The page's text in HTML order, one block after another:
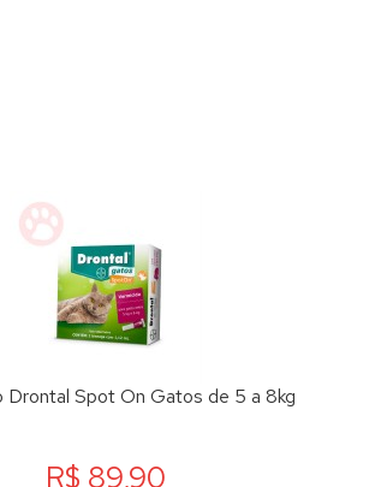
Drontal Spot On Gatos de 5 a 8kg
R$ 89,90